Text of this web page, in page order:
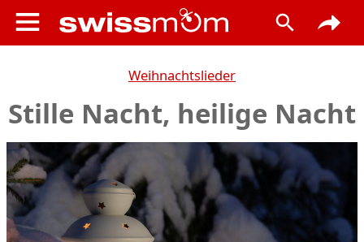
Weihnachtslieder
Stille Nacht, heilige Nacht